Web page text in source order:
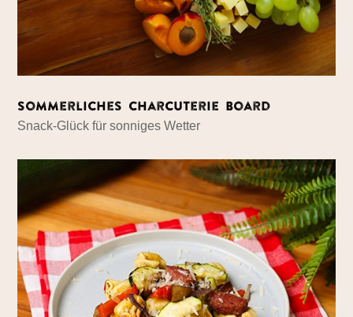
Sommerliches Charcuterie Board
Snack-Glück für sonniges Wetter